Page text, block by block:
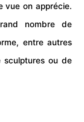
vue on apprécie.
nombre de
entre autres
sculptures ou de